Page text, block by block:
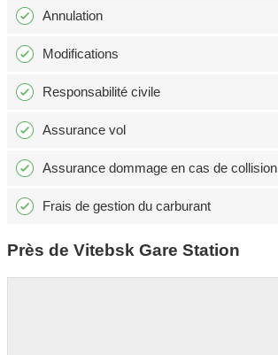
Annulation
Modifications
Responsabilité civile
Assurance vol
Assurance dommage en cas de collision
Frais de gestion du carburant
Près de Vitebsk Gare Station